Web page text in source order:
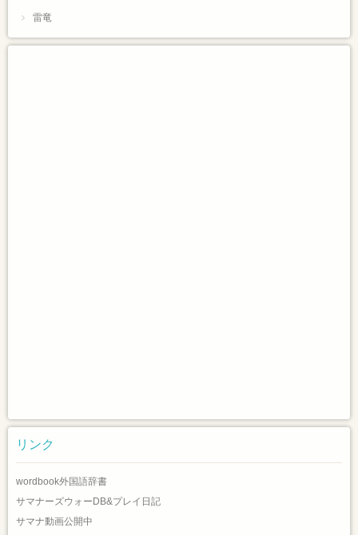
雷竜
リンク
wordbook外国語辞書
サマナーズウォーDB&プレイ日記
サマナ動画公開中